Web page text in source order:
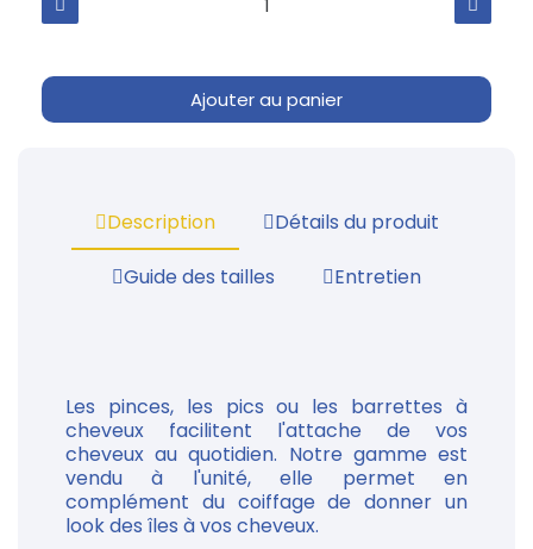
Ajouter au panier
Description
Détails du produit
Guide des tailles
Entretien
Les pinces, les pics ou les barrettes à
cheveux facilitent l'attache de vos
cheveux au quotidien. Notre gamme est
vendu à l'unité, elle permet en
complément du coiffage de donner un
look des îles à vos cheveux.